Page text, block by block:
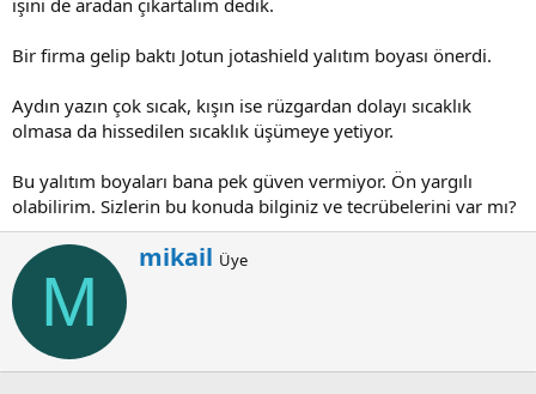
ş
a
t
n
a
i
h
işini de aradan çıkartalım dedik.
Bir firma gelip baktı Jotun jotashield yalıtım boyası önerdi.
Aydın yazın çok sıcak, kışın ise rüzgardan dolayı sıcaklık
olmasa da hissedilen sıcaklık üşümeye yetiyor.
Bu yalıtım boyaları bana pek güven vermiyor. Ön yargılı
olabilirim. Sizlerin bu konuda bilginiz ve tecrübelerini var mı?
M
W
rmikail Üye